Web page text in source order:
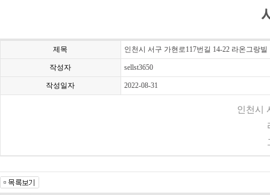
제목 인천시 서구 가현로117번길 14-22 라온그랑빌
작성자 sellst3650
작성일자 2022-08-31
인천시